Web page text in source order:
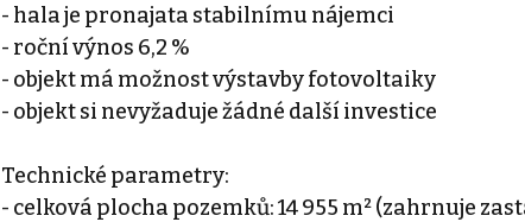
- hala je pronajata stabilnímu nájemci
- roční výnos 6,2 %
- objekt má možnost výstavby fotovoltaiky
- objekt si nevyžaduje žádné další investice
Technické parametry:
- celková plocha pozemků: 14 955 m² (zahrnuje